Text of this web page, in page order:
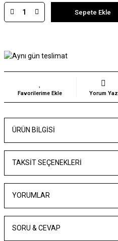
Sepete Ekle
Yorum Yaz
ÜRÜN BILGISI
TAKSIT SEÇENEKLERI
YORUMLAR
SORU & CEVAP